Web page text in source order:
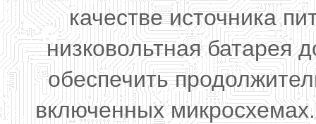
качестве источника
низковольтная батарея
обеспечить
включенных